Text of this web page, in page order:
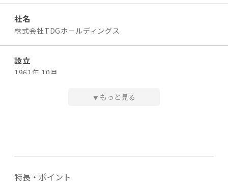
◆ 昇給・賞与
・昇給：あり
◆ 諸手当
・退職金（規定あり）
※在職中の方もご相談ください。
問い合わせ先
株式会社TDGホールディングス 採用担当
メールアドレス：saiyo@safety-nanbu.com
社名
株式会社TDGホールディングス
設立
1961年 10月
代表取締役 加藤 光一
▼ もっと見る
特長・ポイント